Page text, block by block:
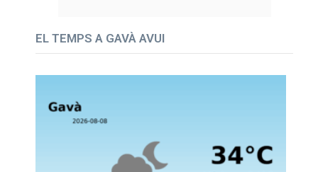
EL TEMPS A GAVÀ AVUI